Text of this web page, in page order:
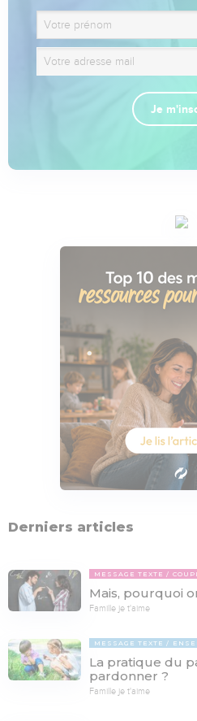
Je
Derniers articles
MESSAGE TEXTE
Mais, pourquoi
Famille je t'aime
MESSAGE TEXTE
La pratique du
pardonner ?
Famille je t'aime